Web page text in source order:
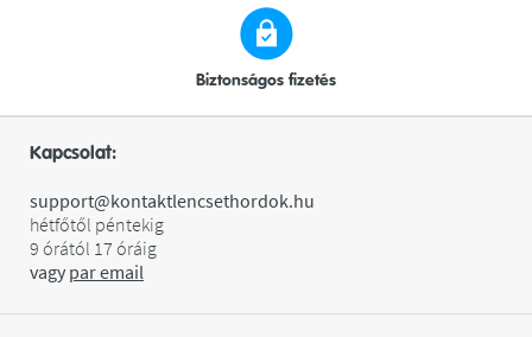
Biztonságos fizetés
Kapcsolat:
support@kontaktlencsethordok.hu
hétfőtől péntekig
9 órától 17 óráig
vagy paremail